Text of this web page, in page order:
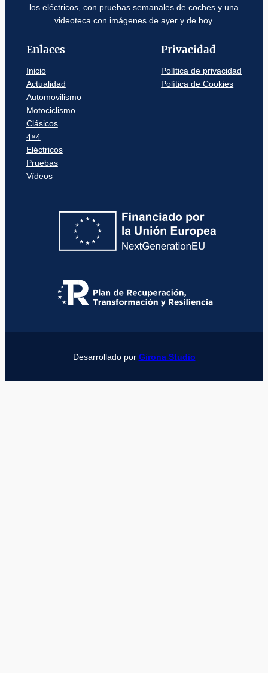
los eléctricos, con pruebas semanales de coches y una
videoteca con imágenes de ayer y de hoy.
Enlaces
Inicio
Actualidad
Automovilismo
Motociclismo
Clásicos
4×4
Eléctricos
Pruebas
Vídeos
Privacidad
Política de privacidad
Política de Cookies
Desarrollado por Girona Studio